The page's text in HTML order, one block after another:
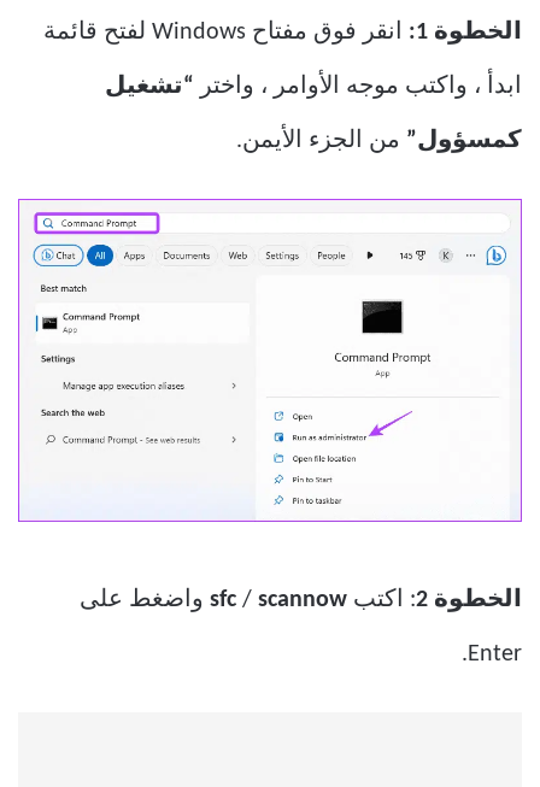
الخطوة 1: انقر فوق مفتاح Windows لفتح قائمة
ابدأ ، واكتب موجه الأوامر ، واختر “تشغيل
كمسؤول” من الجزء الأيمن.
الخطوة 2 : اكتب sfc / scannow واضغط على
Enter.